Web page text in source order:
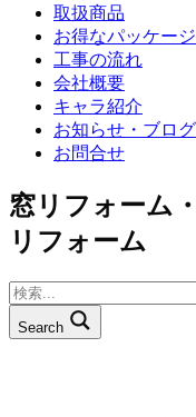
取扱商品
お得なパッケー
工事の流れ
会社概要
キャラ紹介
お知らせ・ブログ
お問合せ
窓リフォーム
リフォーム
Search